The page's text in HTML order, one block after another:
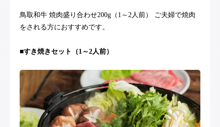
鳥取和牛 焼肉盛り合わせ200g（1～2人前） ご夫婦で焼肉
をされる方におすすめです。
■すき焼きセット（1～2人前）